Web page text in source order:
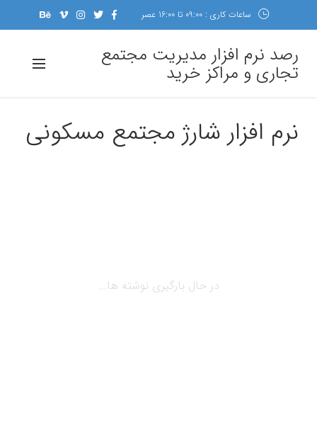
ساعات کاری : 09:00 تا 16:00 عصر
رصد نرم افزار مدیریت مجتمع
تجاری و مراکز خرید
نرم افزار شارژ مجتمع مسکونی
در حال بارگیری نوشته ها...